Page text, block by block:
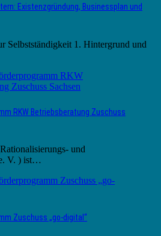
Existenzgründung, Businessplan und
Selbstständigkeit 1. Hintergrund und
RKW Betriebsberatung Zuschuss
und
V. ) ist…
Zuschuss „go-digital“